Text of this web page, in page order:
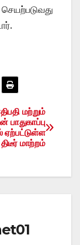
மற்றும்
பாதுகாப்பு
ஏற்பட்டுள்ள
திடீர் மாற்றம்